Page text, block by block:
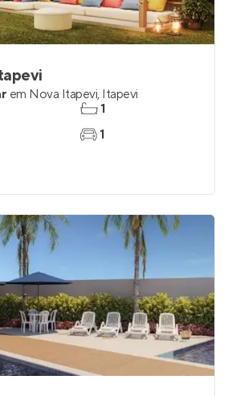
em Nova Itapevi, Itapevi
1
1